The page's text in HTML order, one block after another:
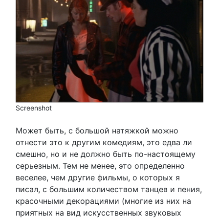
Screenshot
Может быть, с большой натяжкой можно
отнести это к другим комедиям, это едва ли
смешно, но и не должно быть по-настоящему
серьезным. Тем не менее, это определенно
веселее, чем другие фильмы, о которых я
писал, с большим количеством танцев и пения,
красочными декорациями (многие из них на
приятных на вид искусственных звуковых